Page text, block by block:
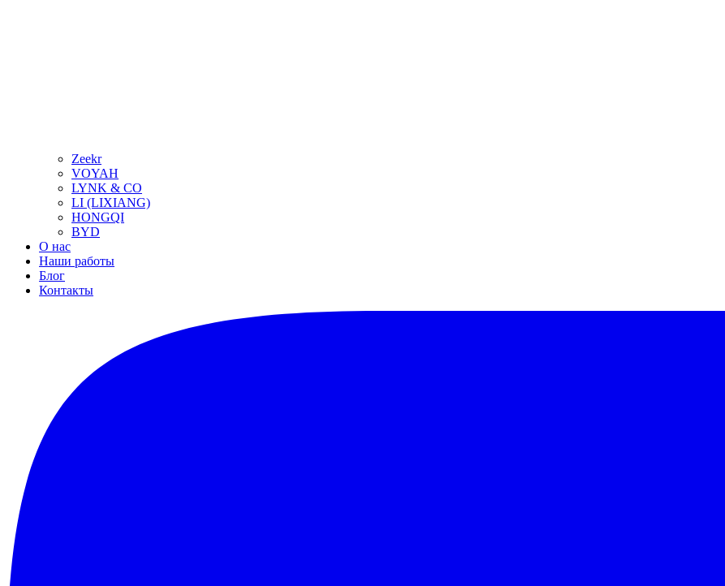
Zeekr
VOYAH
LYNK & CO
LI (LIXIANG)
HONGQI
BYD
О нас
Наши работы
Блог
Контакты